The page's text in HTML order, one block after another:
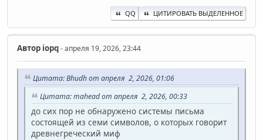
QQ ЦИТИРОВАТЬ ВЫДЕЛЕННОЕ
Автор iopq- апреля 19, 2026, 23:44
Цитата: Bhudh от апреля 2, 2026, 01:06
Цитата: mahead от апреля 2, 2026, 00:33
до сих пор не обнаружено системы письма
состоящей из семи символов, о которых говорит
древнегреческий миф